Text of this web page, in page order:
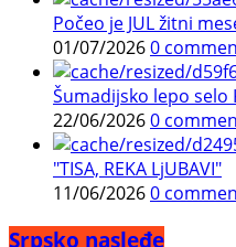
Počeo je JUL žitni
01/07/20260
Šumadijsko lepo selo
22/06/20260
"TISA, REKA LjUBAVI"
11/06/20260
Srpsko nasleđe